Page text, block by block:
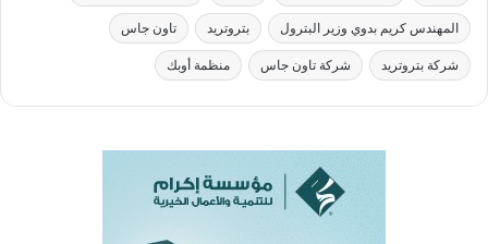
المهندس كريم بدوي وزير البترول بتروتريد تاون جاس
شركة بتروتريد شركة تاون جاس منظمة أوبك